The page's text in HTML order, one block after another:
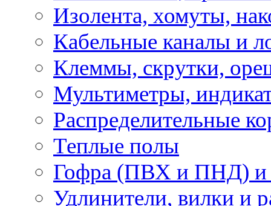
Изолента, хомуты,
Кабельные каналы и
Клеммы, скрутки,
Мультиметры,
Распределительные
Теплые полы
Гофра (ПВХ и ПНД) и
Удлинители, вилки и